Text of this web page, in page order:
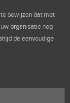
bewijzen dat met
organisatie nog
de eenvoudige